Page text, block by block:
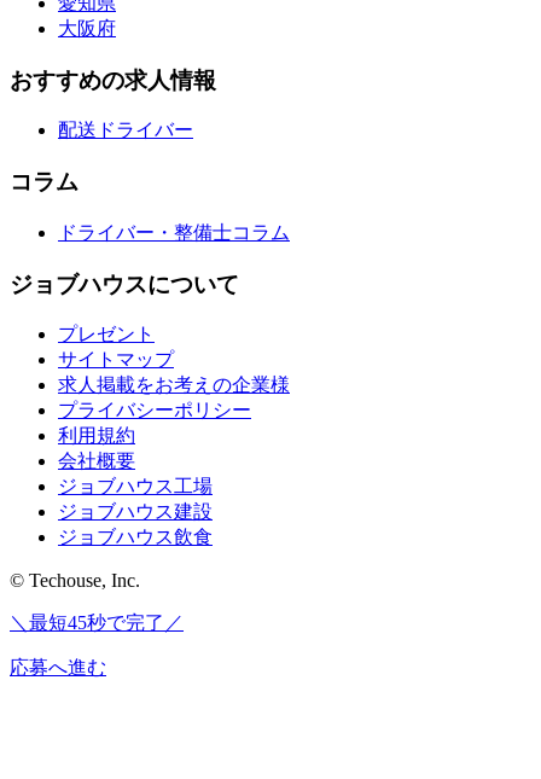
大阪府
おすすめの求人情報
配送ドライバー
コラム
ドライバー・整備士コラム
ジョブハウスについて
プレゼント
サイトマップ
求人掲載をお考えの企業様
プライバシーポリシー
利用規約
会社概要
ジョブハウス工場
ジョブハウス建設
ジョブハウス飲食
© Techouse, Inc.
＼最短45秒で完了／
応募へ進む